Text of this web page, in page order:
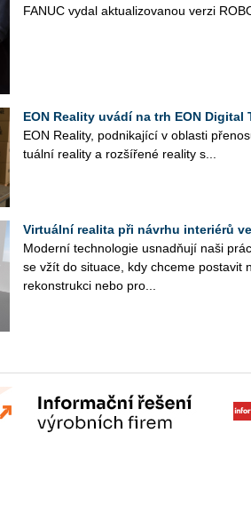
FANUC vydal ak­tu­a­li­zo­va­nou verzi
EON Reality uvádí na trh EON Digital
EON Re­a­li­ty, pod­ni­ka­jí­cí v ob­las­ti
tu­ál­ní re­a­li­ty a roz­ší­ře­né re­a­li­ty s...
Virtuální realita při návrhu interiérů
Mo­der­ní tech­no­lo­gie usnadňují naši
se vžít do si­tu­a­ce, kdy chce­me po­sta­vit
re­kon­struk­ci nebo pro...